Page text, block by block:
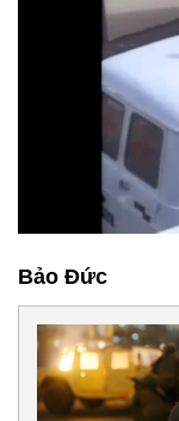
Bảo Đức